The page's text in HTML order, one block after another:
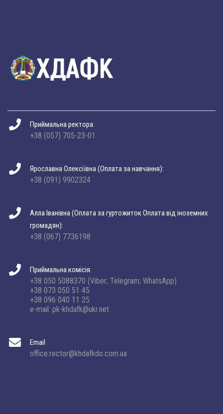
Приймальна ректора:
+38 (057) 705-23-01
Ярославна Олексіївна (Оплата за навчання):
+38 (091) 9902324
Алла Іванівна (Оплата за гуртожиток Оплата від іноземних
громадян):
+38 (067) 7736198
Приймальна комісія:
+38 050 5088370 (Viber; Telegram; WhatsApp)
+38 073 050 51 45
+38 096 040 11 25
e-mail: pk-khdafk@ukr.net
Email
office.rector@khdafkdo.com.ua